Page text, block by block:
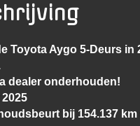
remkrachtverdeling
voor
voor en achter
Toyota Aygo 5-Deurs in
dealer onderhouden!
bij 154.137 km